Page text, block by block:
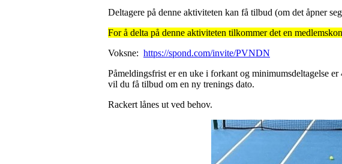
Deltagere på denne aktiviteten kan få tilbud (om det åpner
For å delta på denne aktiviteten tilkommer det en
Voksne: https://spond.com/invite/PVNDN
Påmeldingsfrist er en uke i forkant og minimumsdeltagelse
vil du få tilbud om en ny trenings dato.
Rackert lånes ut ved behov.